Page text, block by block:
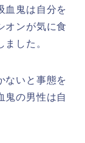
血鬼は自分を
オンが気に食
した。
ないと事態を
鬼の男性は自